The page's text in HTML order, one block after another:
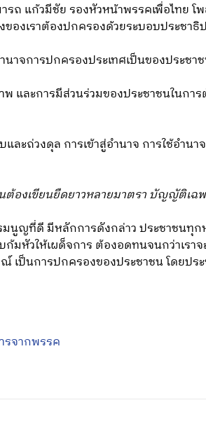
รถ แก้วมีชัย รองหัวหน้าพรรคเพื่อไทย
ของเราต้องปกครองด้วยระบอบประช
นาจการปกครองประเทศเป็นของประ
พ และการมีส่วนร่วมของประชาชนในก
ละถ่วงดุล การเข้าสู่อำนาจ การใช้อำ
ต้องเขียนยืดยาวหลายมาตรา บัญญัติเฉ
มนูญที่ดี มีหลักการดังกล่าว ประชาชนทุ
ก้มหัวให้เผด็จการ ต้องอดทนจนกว่าเร
เป็นการปกครองของประชาชน โดยปร
รจากพรรค